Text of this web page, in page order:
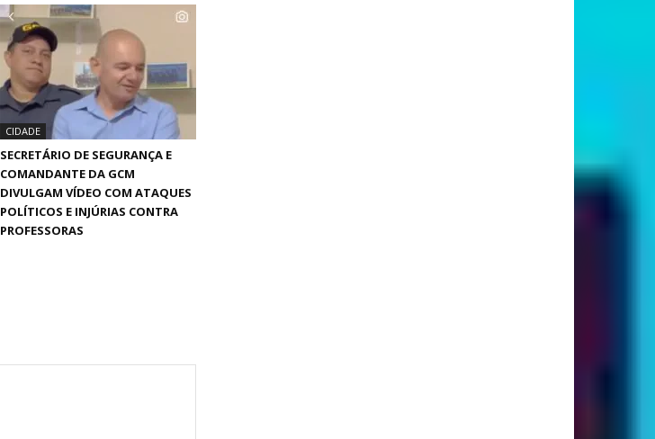
CIDADE
SECRETÁRIO DE SEGURANÇA E
COMANDANTE DA GCM
DIVULGAM VÍDEO COM ATAQUES
POLÍTICOS E INJÚRIAS CONTRA
PROFESSORAS